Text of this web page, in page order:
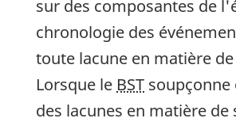
sur des composantes de
chronologie des
toute lacune en matière
Lorsque le BST
des lacunes en matière de